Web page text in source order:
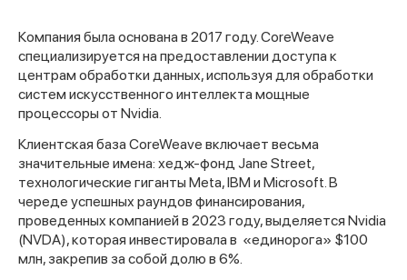
Компания была основана в 2017 году. CoreWeave
специализируется на предоставлении доступа к
центрам обработки данных, используя для обработки
систем искусственного интеллекта мощные
процессоры от Nvidia.
Клиентская база CoreWeave включает весьма
значительные имена: хедж-фонд Jane Street,
технологические гиганты Meta, IBM и Microsoft. В
череде успешных раундов финансирования,
проведенных компанией в 2023 году, выделяется Nvidia
(NVDA), которая инвестировала в «единорога» $100
млн, закрепив за собой долю в 6%.